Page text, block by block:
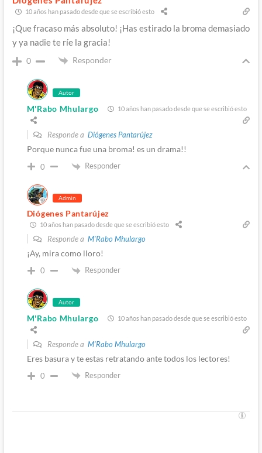
10 años han pasado desde que se escribió esto
¡Que fracaso más absoluto! ¡Has estirado la broma demasiado
y ya nadie te ríe la gracia!
0 Responder
Autor
M'Rabo Mhulargo 10 años han pasado desde que se escribió esto
Responde a Diógenes Pantarújez
Porque nunca fue una broma! es un drama!!
0 Responder
Admin
Diógenes Pantarújez
10 años han pasado desde que se escribió esto
Responde a M'Rabo Mhulargo
¡Ay, mira como lloro!
0 Responder
Autor
M'Rabo Mhulargo 10 años han pasado desde que se escribió esto
Responde a M'Rabo Mhulargo
Eres basura y te estas retratando ante todos los lectores!
0 Responder